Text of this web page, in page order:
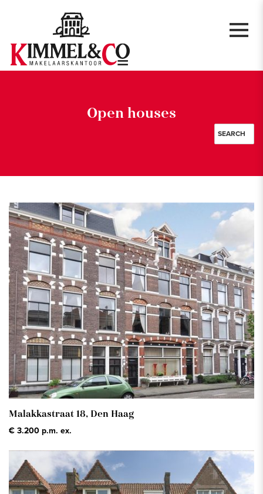
Open houses
SEARCH
Sales & rentals
City
Rooms
Floor space: Min. - Max.
Show only status: available
Malakkastraat 18, Den Haag
€ 3.200 p.m. ex.